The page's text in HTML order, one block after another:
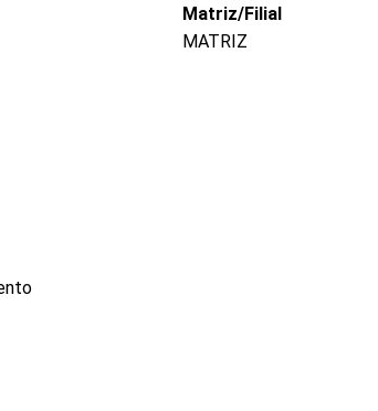
Matriz/Filial
MATRIZ